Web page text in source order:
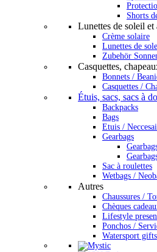
Shorts
Lunettes de soleil et
Crème solaire
Lunettes de
Zubehör
Casquettes,
Bonnets /
Casquettes /
Étuis, sacs, sacs à
Backpacks
Bags
Etuis /
Gearbags
Sac à roulettes
Wetbags /
Autres
Chaussures /
Chèques
Lifestyle
Ponchos /
Watersport gifts